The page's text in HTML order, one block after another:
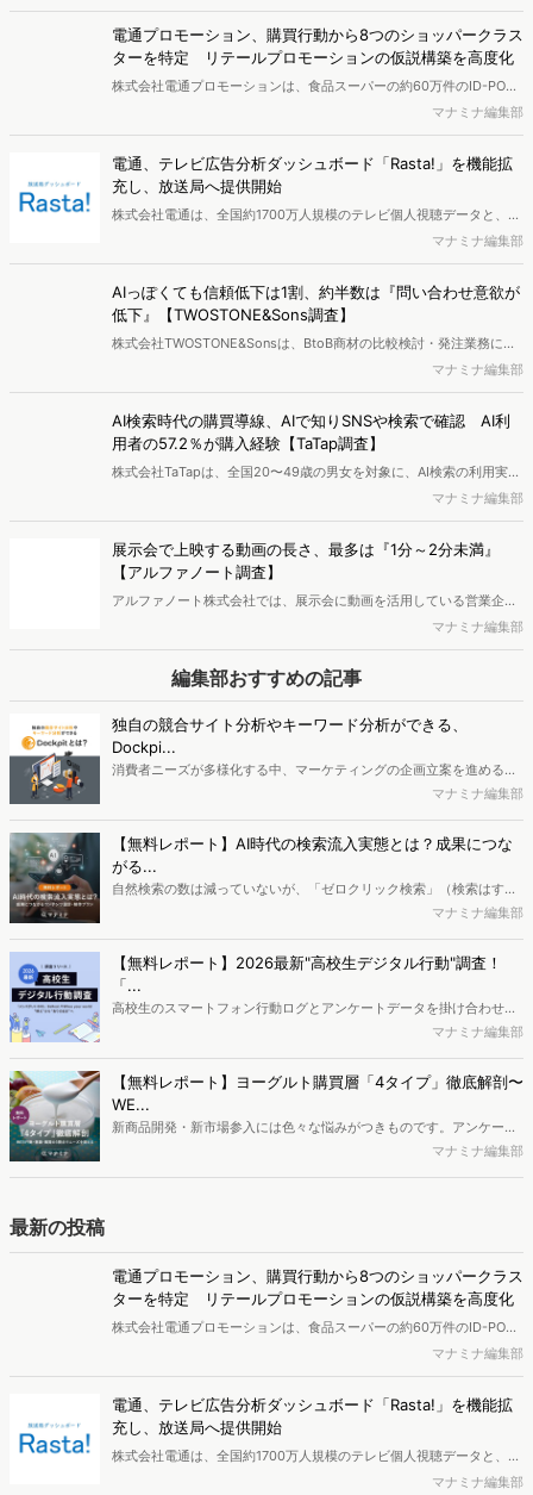
電通プロモーション、購買行動から8つのショッパークラス
ターを特定 リテールプロモーションの仮説構築を高度化
株式会社電通プロモーションは、食品スーパーの約60万件のID-POS
データと生活者の定性データをAIで分析し、購買行動の特徴に基づい
た8つのショッパークラスターを特定しました。これにより購買時点
における生活者の意識や行動背景の把握が可能となり、リテールプロ
モーションにおけるプランニングの高速化と高精度化を実現できると
いいます。
マナミナ編集部
電通、テレビ広告分析ダッシュボード「Rasta!」を機能拡
充し、放送局へ提供開始
株式会社電通は、全国約1700万人規模のテレビ個人視聴データと、独
自の大規模生活者意識調査データを掛け合わせて、テレビ広告のデー
タ集計や広告効果の分析ができるダッシュボード「Rasta!
（Resourceful Analysis System of TV Audience：ラスタ）」の機能
を拡充し、放送局への提供を開始したことを発表しました。
マナミナ編集部
AIっぽくても信頼低下は1割、約半数は『問い合わせ意欲が
低下』【TWOSTONE&Sons調査】
株式会社TWOSTONE&Sonsは、BtoB商材の比較検討・発注業務に携
わる担当者を対象に、コンテンツのAIっぽさに関する意識調査を実施
し、結果を公開しました。
マナミナ編集部
AI検索時代の購買導線、AIで知りSNSや検索で確認 AI利
用者の57.2％が購入経験【TaTap調査】
株式会社TaTapは、全国20〜49歳の男女を対象に、AI検索の利用実態
と、AIで知った商品をどこで確かめているかを調査し、結果を公開し
ました。
マナミナ編集部
展示会で上映する動画の長さ、最多は『1分～2分未満』
【アルファノート調査】
アルファノート株式会社では、展示会に動画を活用している営業企
画・マーケティング担当者を対象に、展示会における動画活用の実態
調査を実施し、結果を公開しました。
マナミナ編集部
編集部おすすめの記事
独自の競合サイト分析やキーワード分析ができる、
Dockpi...
消費者ニーズが多様化する中、マーケティングの企画立案を進める上
で、競合分析や消費者分析の重要性がより高まっています。Web行動
データを活用し、Web上の消費者行動を起点とした競合サイト分析や
消費者分析が可能です。今回はDockpitならではの利便性の高い機能
や活用方法を解説します。
マナミナ編集部
【無料レポート】AI時代の検索流入実態とは？成果につな
がる...
自然検索の数は減っていないが、「ゼロクリック検索」（検索はする
がページには流入しない）の割合が増加しているのが、AI時代の検索
か、また、要因を理解した上で、成果に確実につながるコンテンツを
制作するにはどうするべきなのでしょうか。本レポートはこのような
疑問をお抱えのSEO・Webマーケティングご担当者様におすすめの内
容となっています。※本レポートは記事のフォームから無料でダウン
マナミナ編集部
【無料レポート】2026最新"高校生デジタル行動"調査！
「...
高校生のスマートフォン行動ログとアンケートデータを掛け合わせ、
最新の若年層（高校生）におけるデジタル行動実態やSNSの利用傾向
ち、スマートフォンを取り巻く環境が成熟するなか、新興SNSの台頭
により高校生のデジタルライフスタイルは新たな変化を見せていま
す。※資料は記事内の入力フォームより、ダウンロードいただけま
マナミナ編集部
【無料レポート】ヨーグルト購買層「4タイプ」徹底解剖〜
WE...
新商品開発・新市場参入には色々な悩みがつきものです。アンケート
調査を実施しても、購買実態が不透明、新商品の受容性も判断しきれ
ポートとなっています。※本レポートは記事のフォームから無料でダ
ウンロードできます。
マナミナ編集部
最新の投稿
電通プロモーション、購買行動から8つのショッパークラス
ターを特定 リテールプロモーションの仮説構築を高度化
株式会社電通プロモーションは、食品スーパーの約60万件のID-POS
データと生活者の定性データをAIで分析し、購買行動の特徴に基づい
た8つのショッパークラスターを特定しました。これにより購買時点
における生活者の意識や行動背景の把握が可能となり、リテールプロ
モーションにおけるプランニングの高速化と高精度化を実現できると
いいます。
マナミナ編集部
電通、テレビ広告分析ダッシュボード「Rasta!」を機能拡
充し、放送局へ提供開始
株式会社電通は、全国約1700万人規模のテレビ個人視聴データと、独
自の大規模生活者意識調査データを掛け合わせて、テレビ広告のデー
マナミナ編集部